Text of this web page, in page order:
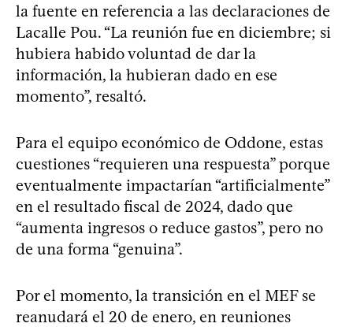
la fuente en referencia a las declaraciones de
Lacalle Pou. “La reunión fue en diciembre; si
hubiera habido voluntad de dar la
información, la hubieran dado en ese
momento”, resaltó.
Para el equipo económico de Oddone, estas
cuestiones “requieren una respuesta” porque
eventualmente impactarían “artificialmente”
en el resultado fiscal de 2024, dado que
“aumenta ingresos o reduce gastos”, pero no
de una forma “genuina”.
Por el momento, la transición en el MEF se
reanudará el 20 de enero, en reuniones